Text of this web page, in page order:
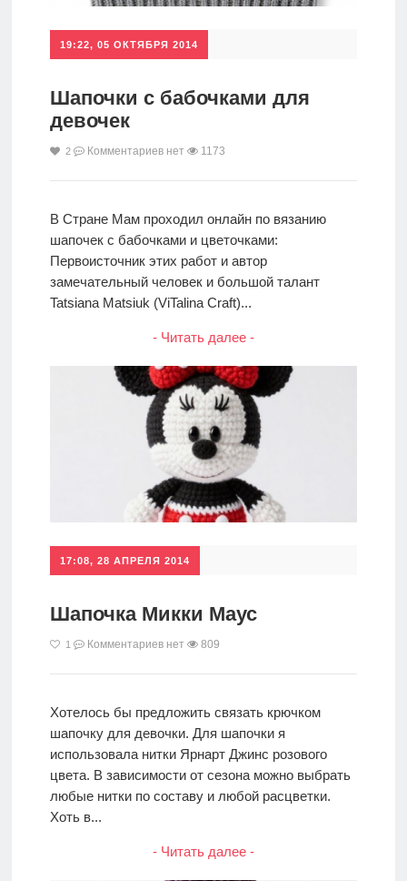
19:22, 05 ОКТЯБРЯ 2014
Шапочки с бабочками для
девочек
2 Комментариев нет 1173
В Стране Мам проходил онлайн по вязанию
шапочек с бабочками и цветочками:
Первоисточник этих работ и автор
замечательный человек и большой талант
Tatsiana Matsiuk (ViTalina Craft)...
- Читать далее -
17:08, 28 АПРЕЛЯ 2014
Шапочка Микки Маус
1 Комментариев нет 809
Хотелось бы предложить связать крючком
шапочку для девочки. Для шапочки я
использовала нитки Ярнарт Джинс розового
цвета. В зависимости от сезона можно выбрать
любые нитки по составу и любой расцветки.
Хоть в...
- Читать далее -